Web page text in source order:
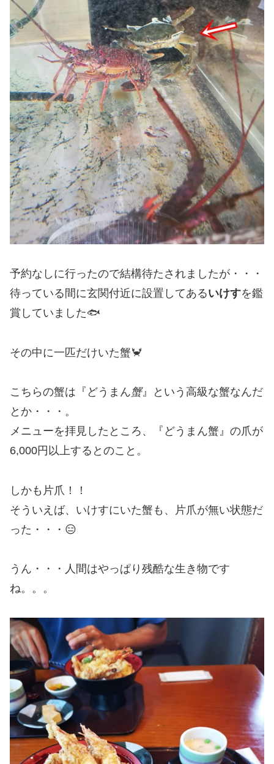
予約なしに行ったので結構待たされましたが・・・
待っている間に玄関付近に設置してあるいけすを鑑
賞していました🐟
その中に一匹だけいた蟹🦀
こちらの蟹は『どうまん蟹』という高級な蟹なんだ
とか・・・。
メニューを拝見したところ、『どうまん蟹』の爪が
6,000円以上するとのこと。
しかも片爪！！
そういえば、いけすにいた蟹も、片爪が無い状態だ
った・・・😑
うん・・・人間はやっぱり残酷な生き物です
ね。。。